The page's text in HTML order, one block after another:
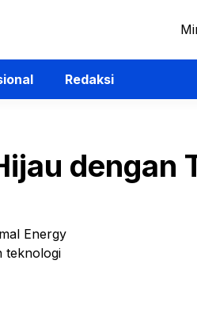
Redaksi
dengan
Energy
teknologi